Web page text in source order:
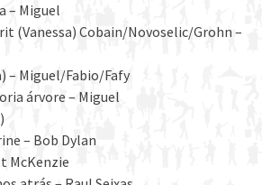
– Miguel
(Vanessa) Cobain/Novoselic/Grohn –
– Miguel/Fabio/Fafy
árvore – Miguel
– Bob Dylan
McKenzie